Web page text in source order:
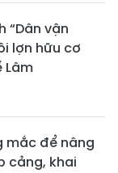
“Dân vận
lợn hữu cơ
Lâm
mắc để nâng
cảng, khai